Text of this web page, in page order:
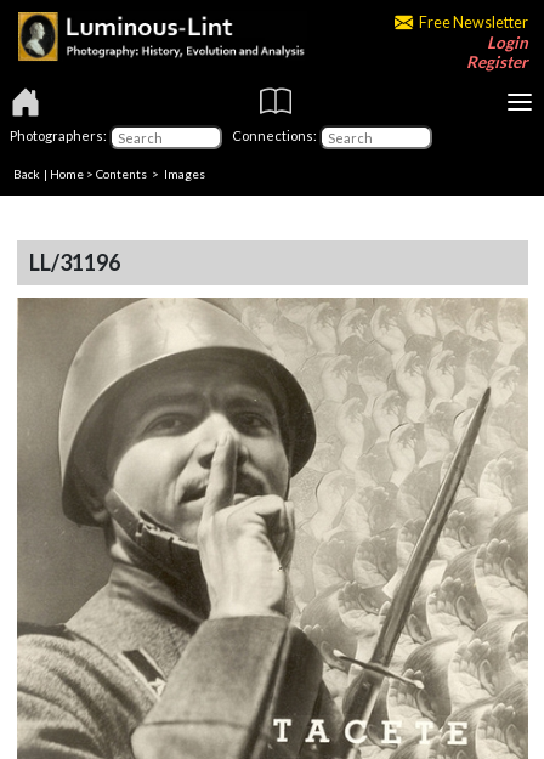
Free Newsletter
Login
Register
Photographers: Connections:
Back | Home > Contents > Images
LL/31196